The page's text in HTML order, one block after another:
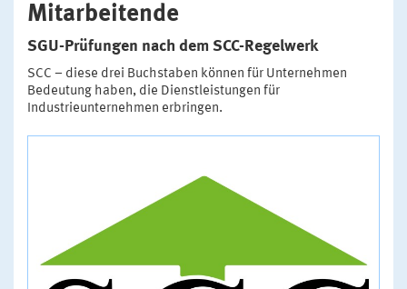
Mitarbeitende
SGU-Prüfungen nach dem SCC-Regelwerk
SCC – diese drei Buchstaben können für Unternehmen
Bedeutung haben, die Dienstleistungen für
Industrieunternehmen erbringen.